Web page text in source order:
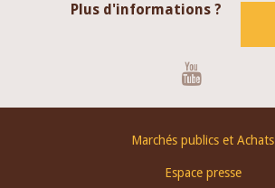
Plus d'informations ?
Marchés publics et Achats
Espace presse